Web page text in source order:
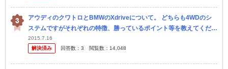
アウディのクワトロとBMWのXdriveについて。 どちらも4WDのシ
ステムですがそれぞれの特徴、勝っているポイント等を教えてくださ
い。
2015.7.16
解決済み
回答数： 3 閲覧数： 14,048